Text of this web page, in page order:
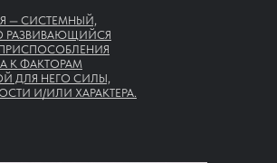
— СИСТЕМНЫЙ,
РАЗВИВАЮЩИЙСЯ
К ФАКТОРАМ
ДЛЯ НЕГО СИЛЫ,
И/ИЛИ ХАРАКТЕРА.